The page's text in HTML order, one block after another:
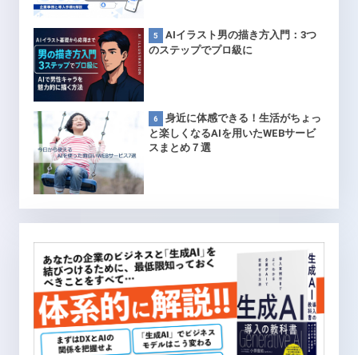
AIイラスト男の描き方入門：3つ
のステップでプロ級に
身近に体感できる！生活がちょっ
と楽しくなるAIを用いたWEBサービ
スまとめ７選